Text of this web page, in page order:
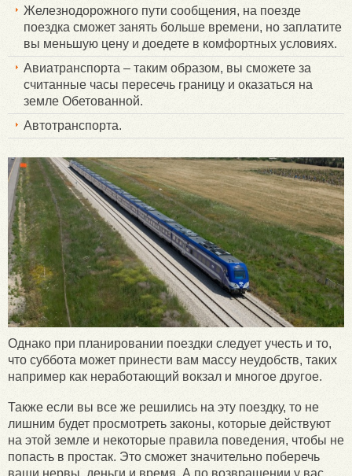
Железнодорожного пути сообщения, на поезде
поездка сможет занять больше времени, но заплатите
вы меньшую цену и доедете в комфортных условиях.
Авиатранспорта – таким образом, вы сможете за
считанные часы пересечь границу и оказаться на
земле Обетованной.
Автотранспорта.
Однако при планировании поездки следует учесть и то,
что суббота может принести вам массу неудобств, таких
например как неработающий вокзал и многое другое.
Также если вы все же решились на эту поездку, то не
лишним будет просмотреть законы, которые действуют
на этой земле и некоторые правила поведения, чтобы не
попасть в простак. Это сможет значительно поберечь
ваши нервы, деньги и время. А по возвращении у вас